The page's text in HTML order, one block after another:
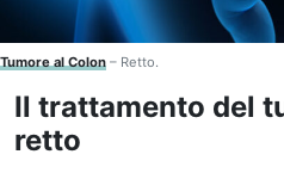
Tumore al Colon – Retto.
Il trattamento del
retto